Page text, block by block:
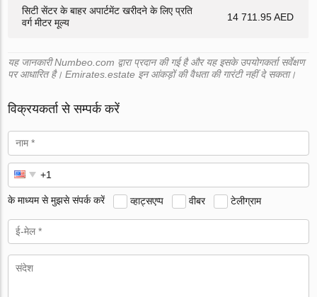
सिटी सेंटर के बाहर अपार्टमेंट खरीदने के लिए प्रति
वर्ग मीटर मूल्य
14 711.95 AED
यह जानकारी Numbeo.com द्वारा प्रदान की गई है और यह इसके उपयोगकर्ता सर्वेक्षण
पर आधारित है। Emirates.estate इन आंकड़ों की वैधता की गारंटी नहीं दे सकता।
विक्रयकर्ता से सम्पर्क करें
के माध्यम से मुझसे संपर्क करें व्हाट्सएप्प वीबर टेलीग्राम